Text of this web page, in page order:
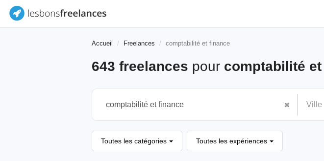
Accueil Freelances comptabilité et finance
643 freelances pour comptabilité
Toutes les catégories Toutes les expériences